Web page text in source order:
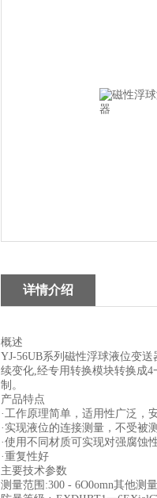
详情介绍
概述
YJ-56UB系列磁性浮球液位变
续变化,经专用转换模块转换成
制。
产品特点
·工作原理简单，适用性广泛，
·实现液位的连接测量，不受被
·使用不同材质可实现对强腐蚀
·重复性好
主要技术参数
测量范围:300 - 6O0omn其他测